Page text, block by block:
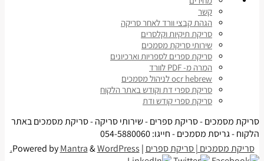
קשר
הגהת קבצי וורד לאחר סריקה
סריקת תיקיות וקלסרים
שירותי סריקת מסמכים
סריקת ספרים לספריות וארכיונים
המרה מ- PDF לוורד
ocr hebrew לניהול מסמכים
סריקת ספרי דת וקודש באתר הלקוח
סריקת ספרי קודש ודת
סריקת מסמכים - סריקת ספרים - שירותי סריקה - סריקת מסמכים באתר
הלקוח - גריסת מסמכים - חייגו: 054-5880060
סריקת מסמכים | סריקת ספרים | Powered by
Mantra&WordPress.